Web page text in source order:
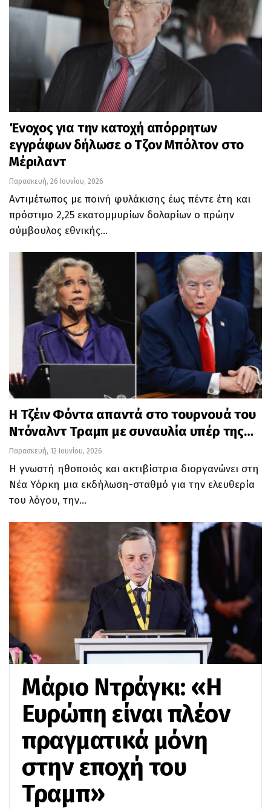
Ένοχος για την κατοχή απόρρητων
εγγράφων δήλωσε ο Τζον Μπόλτον στο
Μέριλαντ
Παρασκευή, 26 Ιουνίου, 2026
Αντιμέτωπος με ποινή φυλάκισης έως πέντε έτη και
πρόστιμο 2,25 εκατομμυρίων δολαρίων ο πρώην
σύμβουλος εθνικής…
Η Τζέιν Φόντα απαντά στο τουρνουά του
Ντόναλντ Τραμπ με συναυλία υπέρ της…
Παρασκευή, 12 Ιουνίου, 2026
Η γνωστή ηθοποιός και ακτιβίστρια διοργανώνει στη
Νέα Υόρκη μια εκδήλωση-σταθμό για την ελευθερία
του λόγου, την…
Μάριο Ντράγκι: «Η
Ευρώπη είναι πλέον
πραγματικά μόνη
στην εποχή του
Τραμπ»